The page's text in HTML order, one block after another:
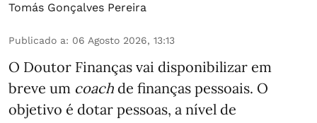
Tomás Gonçalves Pereira
Publicado a: 06 Agosto 2026, 13:13
O Doutor Finanças vai disponibilizar em
breve um coach de finanças pessoais. O
objetivo é dotar pessoas, a nível de